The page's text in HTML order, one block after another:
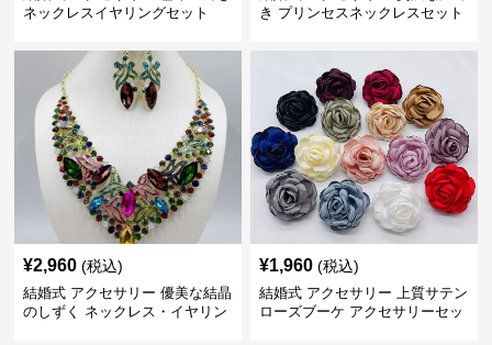
ネックレスイヤリングセット
き プリンセスネックレスセット
¥2,960 (税込)
結婚式 アクセサリー 優美な結晶
のしずく ネックレス・イヤリン
¥1,960 (税込)
結婚式 アクセサリー 上質サテン
ローズブーケ アクセサリーセッ